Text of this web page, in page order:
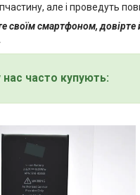
але і проведуть
своїм смартфоном,
часто купують: